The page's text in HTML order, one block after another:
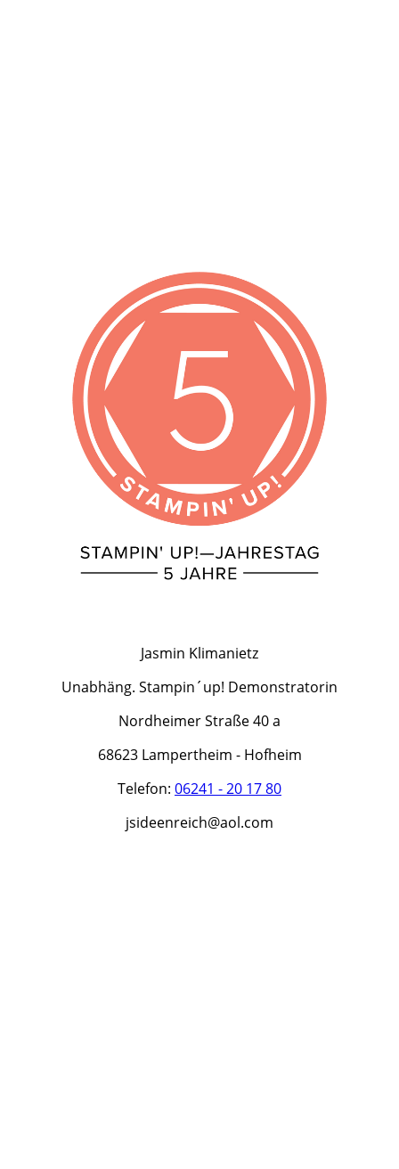
Jasmin Klimanietz
Unabhäng. Stampin´up! Demonstratorin
Nordheimer Straße 40 a
68623 Lampertheim - Hofheim
Telefon: 06241 - 20 17 80
jsideenreich@aol.com